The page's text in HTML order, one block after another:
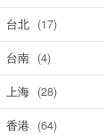
台北 (17)
台南 (4)
上海 (28)
香港 (64)